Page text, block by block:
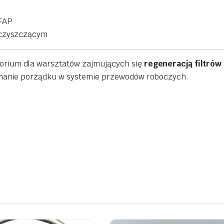
dlawarsztatów zajmujących się regeneracją filtrów
porządkuwsystemie przewodów roboczych.